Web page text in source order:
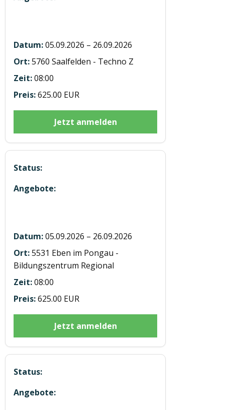
05.09.2026 – 26.09.2026
5760 Saalfelden - Techno Z
08:00
625.00 EUR
Jetzt anmelden
05.09.2026 – 26.09.2026
5531 Eben im Pongau -
Bildungszentrum Regional
08:00
625.00 EUR
Jetzt anmelden